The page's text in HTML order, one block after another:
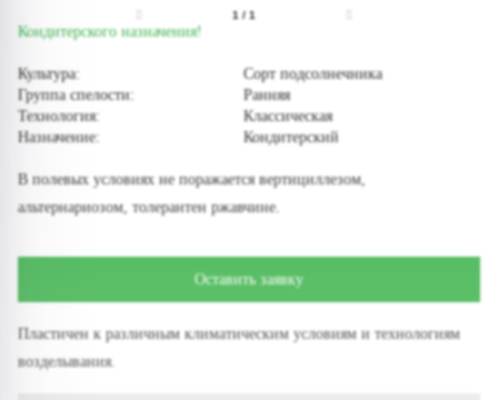
1/ 1
Кондитерского назначения!
Культура:
Сорт подсолнечника
Группа спелости:
Ранняя
Технология:
Классическая
Назначение:
Кондитерский
В полевых условиях не поражается вертициллезом,
альтернариозом, толерантен ржавчине.
Оставить заявку
Пластичен к различным климатическим условиям и технологиям
возделывания.